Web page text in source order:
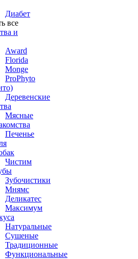
Диабет
все
и
Award
Florida
Monge
ProPhyto
Деревенские
Мясные
Печенье
Чистим
Зубочистики
Мнямс
Деликатес
Максимум
Натуральные
Сушеные
Традиционные
Функциональные